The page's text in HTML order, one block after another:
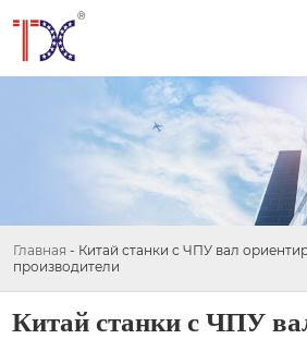
Главная - Китай станки с ЧПУ вал
производители
Китай станки с ЧПУ